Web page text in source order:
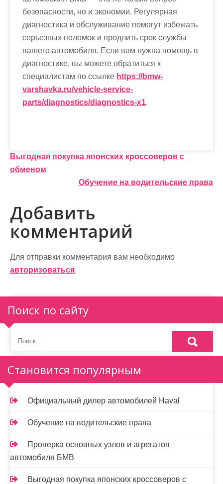
безопасности, но и экономии. Регулярная
диагностика и обслуживание помогут избежать
серьезных поломок и продлить срок службы
вашего автомобиля. Если вам нужна помощь в
диагностике, вы можете обратиться к
специалистам по ссылке https://bmw-
varshavka.ru/vehicle-service-
parts/diagnostics/diagnostics-x1.
Н
а
и
г
а
ц
я
п
о
з
а
п
и
с
я
м
Выгодная покупка японских кроссоверов с
обменом
Обучение на водительские права
Добавить
комментарий
Для отправки комментария вам необходимо
авторизоваться.
Поиск по сайту
Становится популярным
Официальный дилер автомобилей Haval
Обучение на водительские права
Проверка основных узлов и агрегатов
автомобиля БМВ
Выгодная покупка японских кроссоверов с